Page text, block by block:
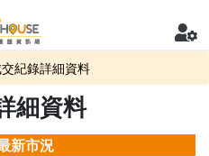
紀錄詳細資料
細資料
新市況